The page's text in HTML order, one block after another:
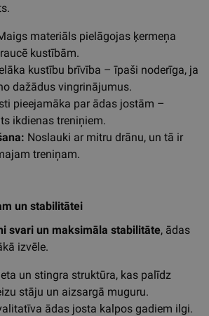
materiāls pielāgojas ķermeņa
kustībām.
kustību brīvība – īpaši noderīga, ja
dažādus vingrinājumus.
pieejamāka par ādas jostām –
ikdienas treniņiem.
Noslauki ar mitru drānu, un tā ir
treniņam.
un stabilitātei
svari un maksimāla stabilitāte, ādas
izvēle.
un stingra struktūra, kas palīdz
stāju un aizsargā muguru.
ādas josta kalpos gadiem ilgi.